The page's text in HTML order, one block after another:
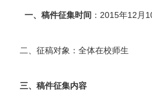
一、稿件征集时间 ：2015年12月
二、征稿对象：全体在校师生
三、稿件征集内容